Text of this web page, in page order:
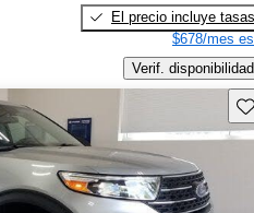
El precio incluye tasas
$678/mes
Verif. disponibilidad